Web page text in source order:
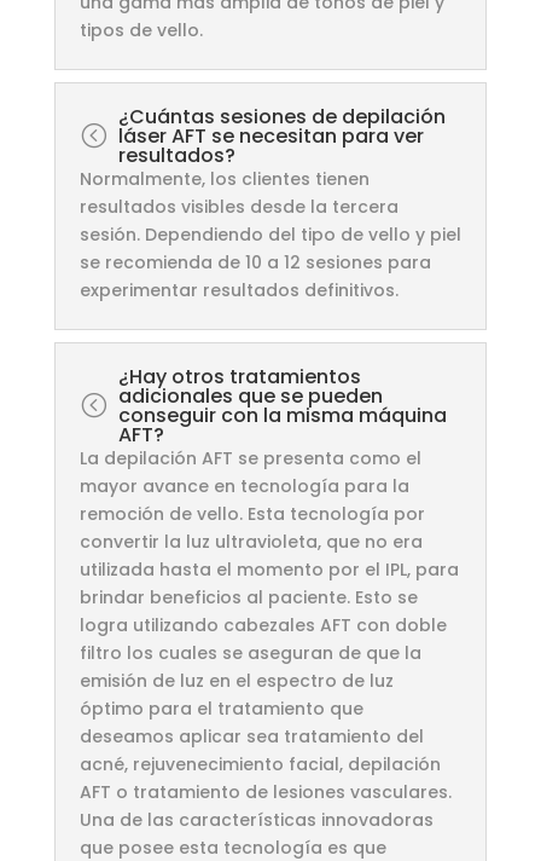
tipos de vello.
<
¿Cuántas sesiones de depilación
láser AFT se necesitan para ver
resultados?
Normalmente, los clientes tienen
resultados visibles desde la tercera
sesión. Dependiendo del tipo de vello y piel
se recomienda de 10 a 12 sesiones para
experimentar resultados definitivos.
<
¿Hay otros tratamientos
adicionales que se pueden
conseguir con la misma máquina
AFT?
La depilación AFT se presenta como el
mayor avance en tecnología para la
remoción de vello. Esta tecnología por
convertir la luz ultravioleta, que no era
utilizada hasta el momento por el IPL, para
brindar beneficios al paciente. Esto se
logra utilizando cabezales AFT con doble
filtro los cuales se aseguran de que la
emisión de luz en el espectro de luz
óptimo para el tratamiento que
deseamos aplicar sea tratamiento del
acné, rejuvenecimiento facial, depilación
AFT o tratamiento de lesiones vasculares.
Una de las características innovadoras
que posee esta tecnología es que